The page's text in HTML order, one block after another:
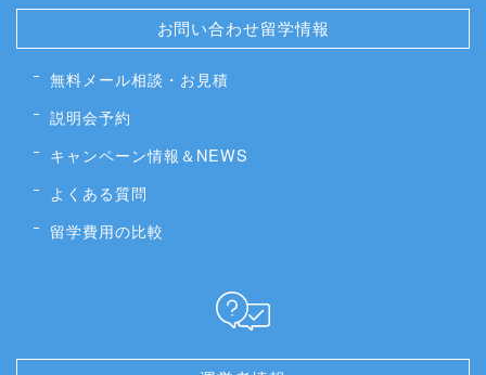
お問い合わせ留学情報
無料メール相談・お見積
説明会予約
キャンペーン情報＆NEWS
よくある質問
留学費用の比較